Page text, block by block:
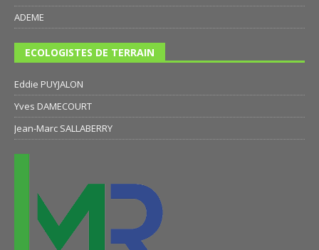
ADEME
ECOLOGISTES DE TERRAIN
Eddie PUYJALON
Yves DAMECOURT
Jean-Marc SALLABERRY